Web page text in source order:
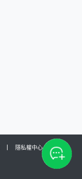
隱私權中心